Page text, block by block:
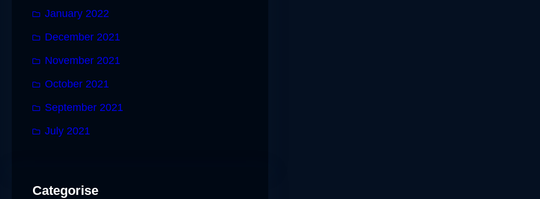
January 2022
December 2021
November 2021
October 2021
September 2021
July 2021
Categorise